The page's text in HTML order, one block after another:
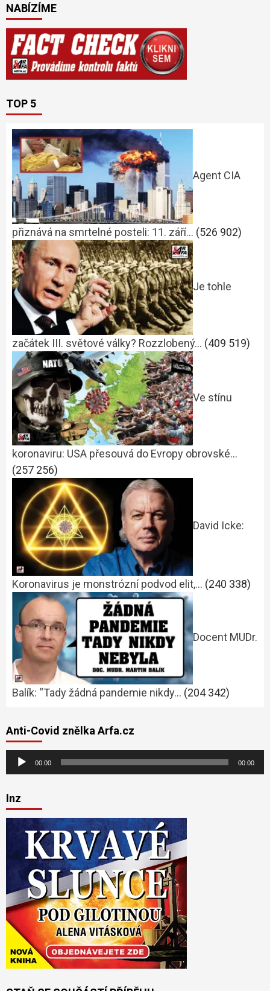
NABÍZÍME
TOP 5
Agent CIA
přiznává na smrtelné posteli: 11. září… (526 902)
Je tohle
začátek III. světové války? Rozzlobený… (409 519)
Ve stínu
koronaviru: USA přesouvá do Evropy obrovské…
(257 256)
David Icke:
Koronavirus je monstrózní podvod elit,… (240 338)
Docent MUDr.
Balík: “Tady žádná pandemie nikdy… (204 342)
Anti-Covid znělka Arfa.cz
Audio
přehrávač
00:00 00:00
Inz